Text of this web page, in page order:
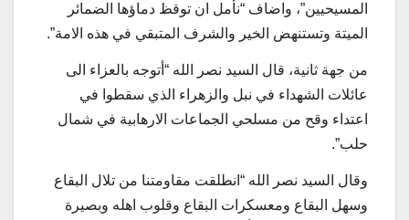
المسيحيين”، واضاف “نأمل ان توقظ دماؤها الضمائر
الميتة وتستنهض الخير والشرف المتبقي في هذه الامة”.
من جهة ثانية، قال السيد نصر الله “أتوجه بالعزاء الى
عائلات الشهداء في نبل والزهراء الذي سقطوا في
اعتداء وقح من مسلحي الجماعات الارهابية في شمال
حلب”.
وقال السيد نصر الله “انطلقت مقاومتنا من تلال البقاع
وسهل البقاع ومعسكرات البقاع وقلوب اهله وبصيرة